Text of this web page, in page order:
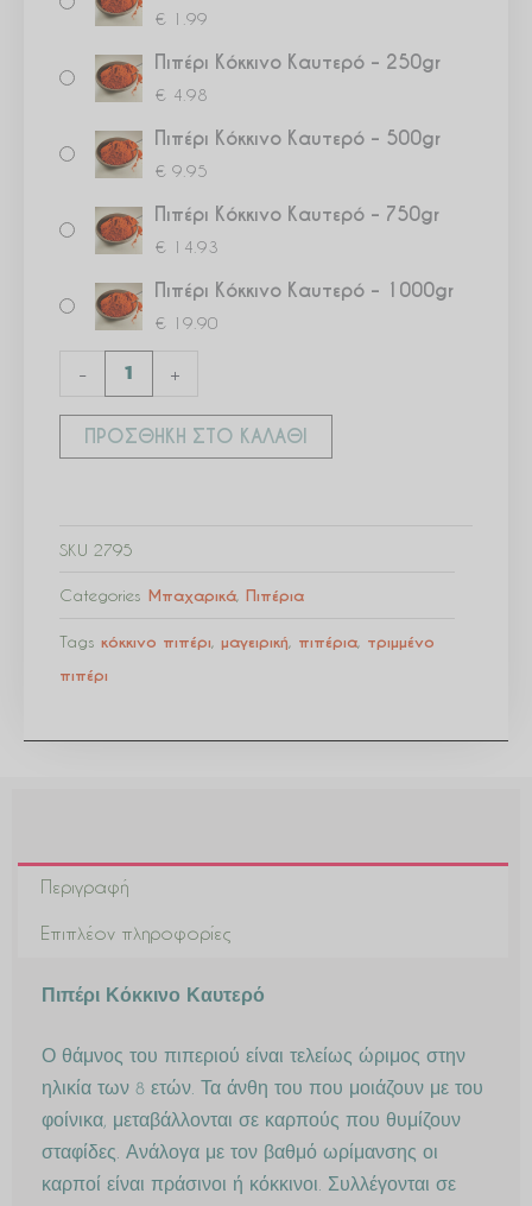
€ 1.99
Πιπέρι Κόκκινο Καυτερό – 250gr
€ 4.98
Πιπέρι Κόκκινο Καυτερό – 500gr
€ 9.95
Πιπέρι Κόκκινο Καυτερό – 750gr
€ 14.93
Πιπέρι Κόκκινο Καυτερό – 1000gr
€ 19.90
- +
ΠΡΟΣΘΉΚΗ ΣΤΟ ΚΑΛΆΘΙ
SKU 2795
Categories Μπαχαρικά, Πιπέρια
Tags κόκκινο πιπέρι, μαγειρική, πιπέρια, τριμμένο
πιπέρι
Περιγραφή
Επιπλέον πληροφορίες
Πιπέρι Κόκκινο Καυτερό
Ο θάμνος του πιπεριού είναι τελείως ώριμος στην
ηλικία των 8 ετών. Τα άνθη του που μοιάζουν με του
φοίνικα, μεταβάλλονται σε καρπούς που θυμίζουν
σταφίδες. Ανάλογα με τον βαθμό ωρίμανσης οι
καρποί είναι πράσινοι ή κόκκινοι. Συλλέγονται σε